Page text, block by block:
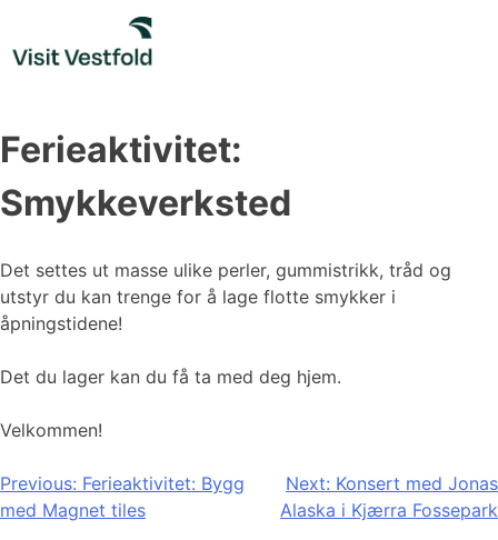
content
Ferieaktivitet:
Smykkeverksted
Det settes ut masse ulike perler, gummistrikk, tråd og
utstyr du kan trenge for å lage flotte smykker i
åpningstidene!
Det du lager kan du få ta med deg hjem.
Velkommen!
Innleggsnavigasjon
Previous: Ferieaktivitet: Bygg
med Magnet tiles
Next: Konsert med Jonas
Alaska i Kjærra Fossepark